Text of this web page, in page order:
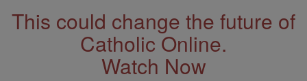
This could change the future of
Catholic Online.
Watch Now